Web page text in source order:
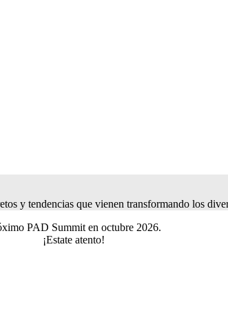
y tendencias que vienen transformando los
PAD Summit en octubre 2026.
¡Estate atento!